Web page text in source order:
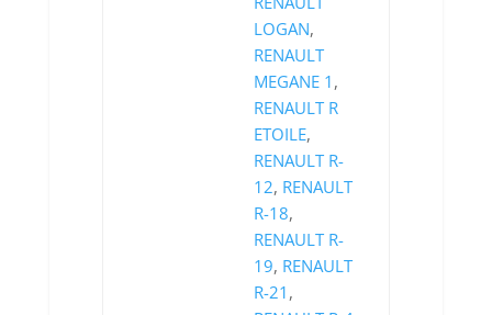
LOGAN,
RENAULT
MEGANE 1 ,
RENAULT R
ETOILE,
RENAULT R-
12, RENAULT
R-18,
RENAULT R-
19, RENAULT
R-21 ,